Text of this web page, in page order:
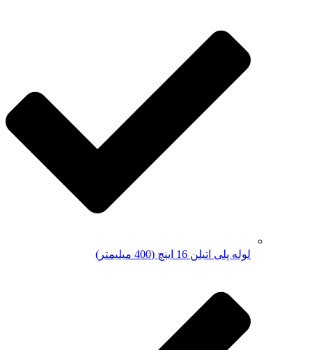
لوله پلی اتیلن 16 اینچ (400 میلیمتر)